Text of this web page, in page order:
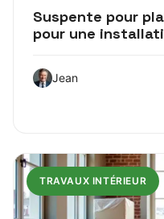
Suspente pour
pour une
Jean
TRAVAUX INTÉRIEUR